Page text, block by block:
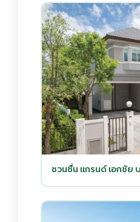
ชวนชื่น แกรนด์ เอกชัย